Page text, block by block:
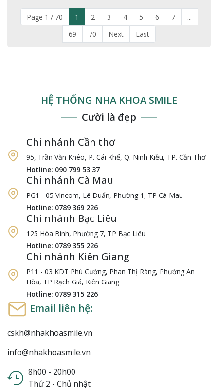
Page 1 / 70 1 2 3 4 5 6 7
...
69
70 Next Last
HỆ THỐNG NHA KHOA SMILE
Cười là đẹp
Chi nhánh Cần thơ
95, Trần Văn Khéo, P. Cái Khế, Q. Ninh Kiều, TP. Cần Thơ
Hotline: 090 799 53 37
Chi nhánh Cà Mau
PG1 - 05 Vincom, Lê Duẩn, Phường 1, TP Cà Mau
Hotline: 0789 369 226
Chi nhánh Bạc Liêu
125 Hòa Bình, Phường 7, TP Bạc Liêu
Hotline: 0789 355 226
Chi nhánh Kiên Giang
P11 - 03 KDT Phú Cường, Phan Thị Ràng, Phường An
Hòa, TP Rạch Giá, Kiên Giang
Hotline: 0789 315 226
Email liên hệ:
cskh@nhakhoasmile.vn
info@nhakhoasmile.vn
8h00 - 20h00
Thứ 2 - Chủ nhật